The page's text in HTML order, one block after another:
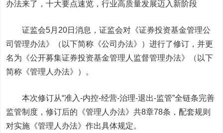
办法来了，十大要点速览，行业高质量发展迈入新阶段
证监会5月20日消息，证监会对《证券投资基金管理公
司管理办法》（以下简称《公司办法》）进行了修订，并更
名为《公开募集证券投资基金管理人监督管理办法》（以下
简称《管理人办法》）。
本次修订从“准入-内控-经营-治理-退出-监管”全链条完善
监管制度，修订后的《管理人办法》共8章78条，配套规则
对实施《管理人办法》作出具体规定。